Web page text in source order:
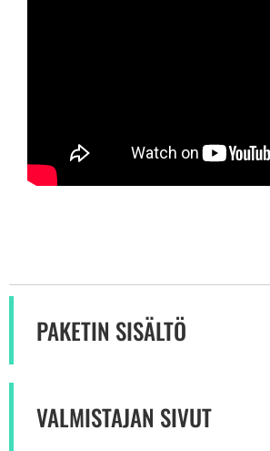
PAKETIN SISÄLTÖ
VALMISTAJAN SIVUT